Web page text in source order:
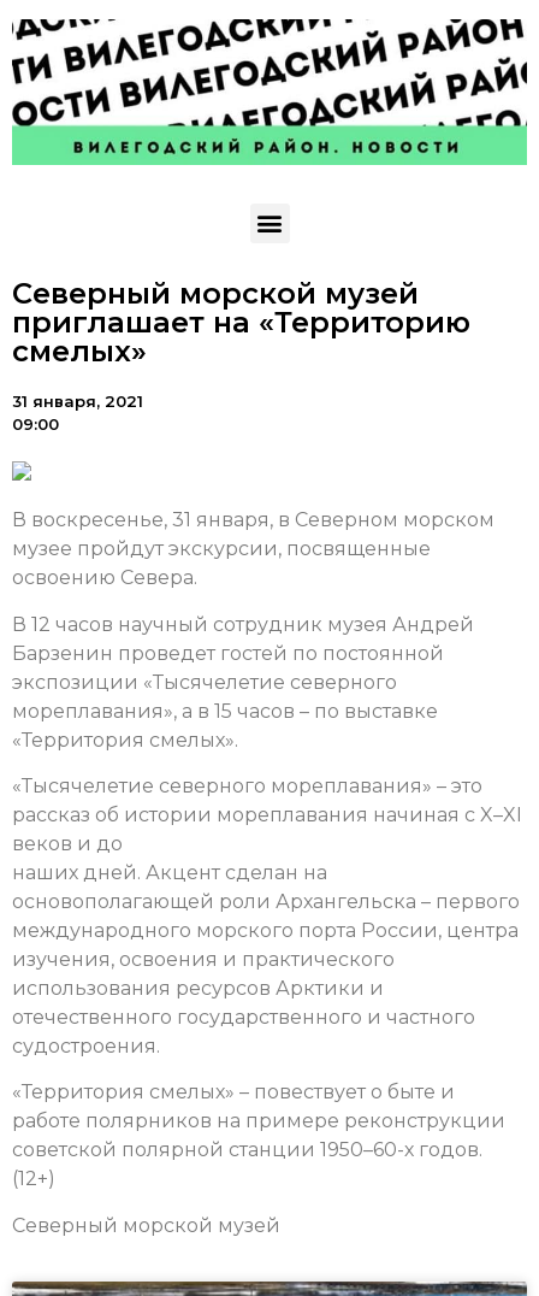
Северный морской музей
приглашает на «Территорию
смелых»
31 января, 2021
09:00
В воскресенье, 31 января, в Северном морском
музее пройдут экскурсии, посвященные
освоению Севера.
В 12 часов научный сотрудник музея Андрей
Барзенин проведет гостей по постоянной
экспозиции «Тысячелетие северного
мореплавания», а в 15 часов – по выставке
«Территория смелых».
«Тысячелетие северного мореплавания» – это
рассказ об истории мореплавания начиная с X–XI
веков и до
наших дней. Акцент сделан на
основополагающей роли Архангельска – первого
международного морского порта России, центра
изучения, освоения и практического
использования ресурсов Арктики и
отечественного государственного и частного
судостроения.
«Территория смелых» – повествует о быте и
работе полярников на примере реконструкции
советской полярной станции 1950–60-х годов.
(12+)
Северный морской музей